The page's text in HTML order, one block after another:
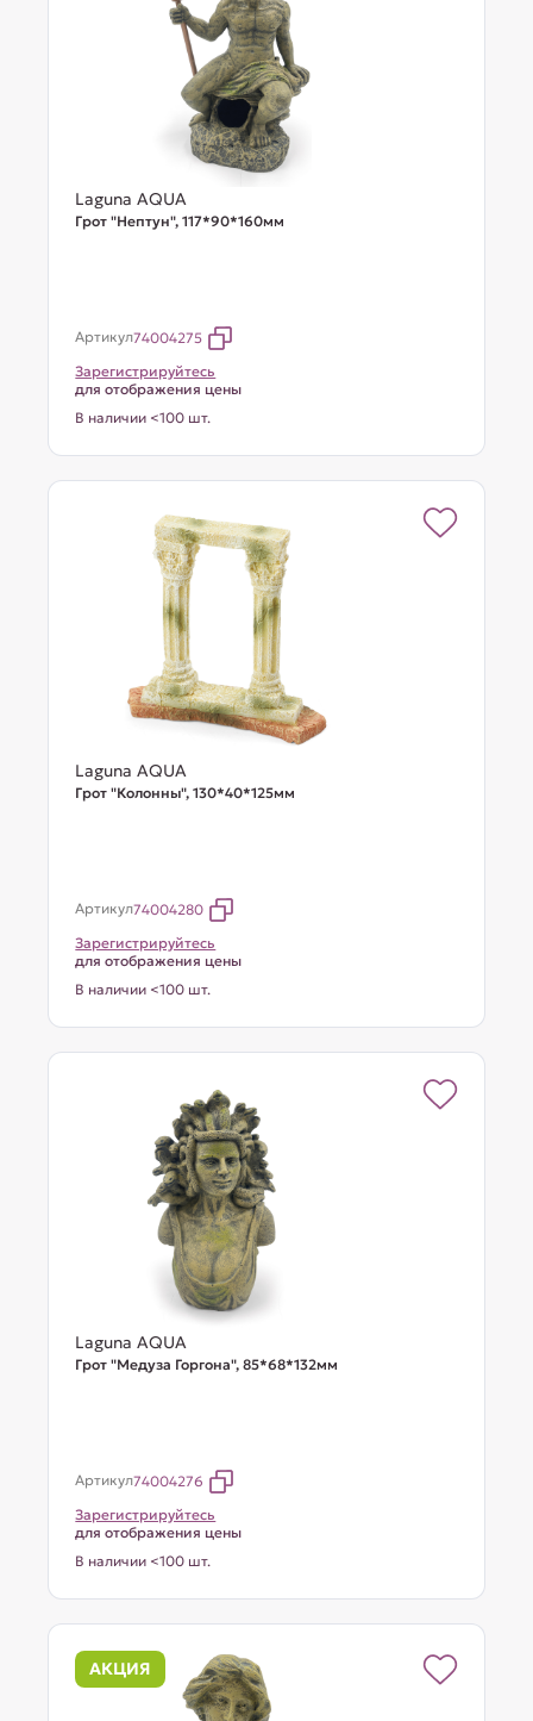
Laguna AQUA
Грот "Нептун", 117*90*160мм
Артикул74004275
Зарегистрируйтесь
для отображения цены
В наличии <100 шт.
Laguna AQUA
Грот "Колонны", 130*40*125мм
Артикул74004280
Зарегистрируйтесь
для отображения цены
В наличии <100 шт.
Laguna AQUA
Грот "Медуза Горгона", 85*68*132мм
Артикул74004276
Зарегистрируйтесь
для отображения цены
В наличии <100 шт.
АКЦИЯ